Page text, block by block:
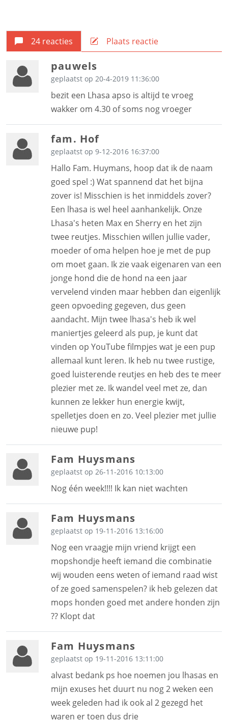
24 reacties Plaats reactie
pauwels
geplaatst op 20-4-2019 11:36:00
bezit een Lhasa apso is altijd te vroeg
wakker om 4.30 of soms nog vroeger
fam. Hof
geplaatst op 9-12-2016 16:37:00
Hallo Fam. Huymans, hoop dat ik de naam
goed spel :) Wat spannend dat het bijna
zover is! Misschien is het inmiddels zover?
Een lhasa is wel heel aanhankelijk. Onze
Lhasa's heten Max en Sherry en het zijn
twee reutjes. Misschien willen jullie vader,
moeder of oma helpen hoe je met de pup
om moet gaan. Ik zie vaak eigenaren van een
jonge hond die de hond na een jaar
vervelend vinden maar hebben dan eigenlijk
geen opvoeding gegeven, dus geen
aandacht. Mijn twee lhasa's heb ik wel
maniertjes geleerd als pup, je kunt dat
vinden op YouTube filmpjes wat je een pup
allemaal kunt leren. Ik heb nu twee rustige,
goed luisterende reutjes en heb des te meer
plezier met ze. Ik wandel veel met ze, dan
kunnen ze lekker hun energie kwijt,
spelletjes doen en zo. Veel plezier met jullie
nieuwe pup!
Fam Huysmans
geplaatst op 26-11-2016 10:13:00
Nog één week!!!! Ik kan niet wachten
Fam Huysmans
geplaatst op 19-11-2016 13:16:00
Nog een vraagje mijn vriend krijgt een
mopshondje heeft iemand die combinatie
wij wouden eens weten of iemand raad wist
of ze goed samenspelen? ik heb gelezen dat
mops honden goed met andere honden zijn
?? Klopt dat
Fam Huysmans
geplaatst op 19-11-2016 13:11:00
alvast bedank ps hoe noemen jou lhasas en
mijn exuses het duurt nu nog 2 weken een
week geleden had ik ook al 2 gezegd het
waren er toen dus drie